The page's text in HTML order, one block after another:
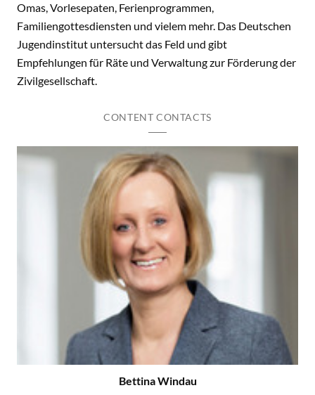
Omas, Vorlesepaten, Ferienprogrammen,
Familiengottesdiensten und vielem mehr. Das Deutschen
Jugendinstitut untersucht das Feld und gibt
Empfehlungen für Räte und Verwaltung zur Förderung der
Zivilgesellschaft.
CONTENT CONTACTS
Bettina Windau